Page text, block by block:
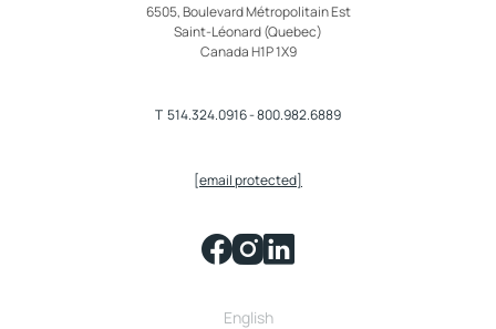
6505, Boulevard Métropolitain Est
Saint-Léonard (Quebec)
Canada H1P 1X9
T 514.324.0916-800.982.6889
[email protected]
English